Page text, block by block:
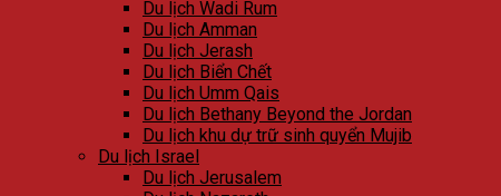
Du lịch Wadi Rum
Du lịch Amman
Du lịch Jerash
Du lịch Biển Chết
Du lịch Umm Qais
Du lịch Bethany Beyond the Jordan
Du lịch khu dự trữ sinh quyển Mujib
Du lịch Israel
Du lịch Jerusalem